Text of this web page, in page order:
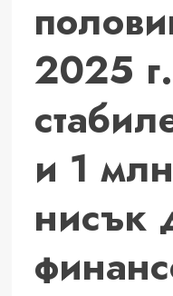
2025
и 1
нисък